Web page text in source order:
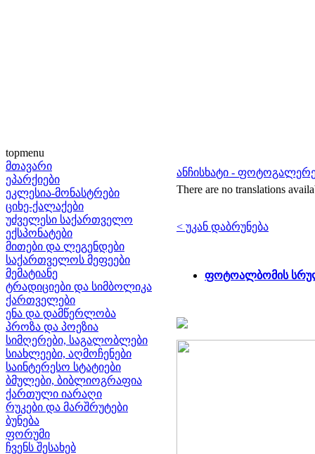
topmenu
მთავარი
ეპარქიები
ეკლესია-მონასტრები
ციხე-ქალაქები
უძველესი საქართველო
ექსპონატები
მითები და ლეგენდები
საქართველოს მეფეები
მემატიანე
ტრადიციები და სიმბოლიკა
ქართველები
ენა და დამწერლობა
პროზა და პოეზია
სიმღერები, საგალობლები
სიახლეები, აღმოჩენები
საინტერესო სტატიები
ბმულები, ბიბლიოგრაფია
ქართული იარაღი
რუკები და მარშრუტები
ბუნება
ფორუმი
ჩვენს შესახებ
ანჩისხატი -
There are no translations
< უკან დაბრუნება
ფოტოალბომის